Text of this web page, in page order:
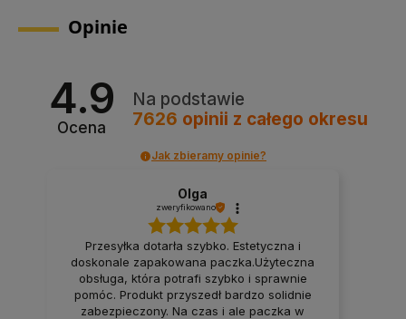
Opinie
4.9
Ocena
Na podstawie
7626 opinii z całego okresu
Jak zbieramy opinie?
i sprawnie
solidnie
Rewelacyjny kontakt z obsługą
polecam.